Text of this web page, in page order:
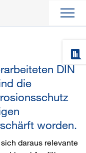
DIN
die
worden.
daraus relevante